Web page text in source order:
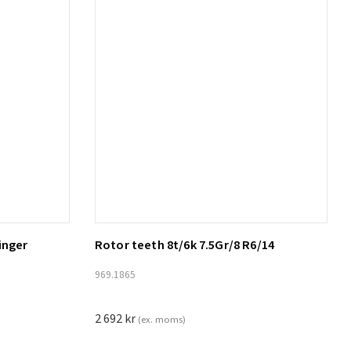
Lägg till i varukorg
Rotor teeth 8t/6k 7.5Gr/8 R6/14
969.1865
2 692kr (ex. moms)